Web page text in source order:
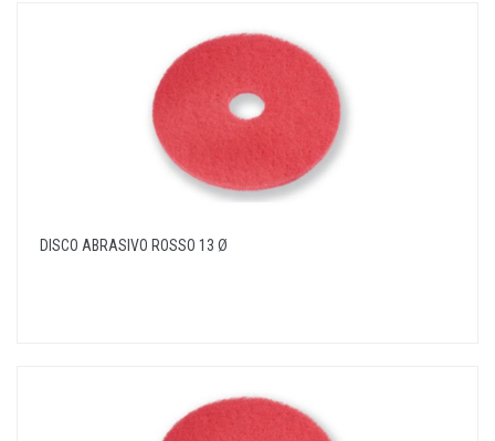
DISCO ABRASIVO ROSSO 13 Ø